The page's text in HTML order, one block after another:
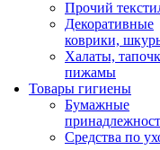
Прочий
Декоративные
коврики,
Халаты,
пижамы
Товары гигиены
Бумажные
Средства по